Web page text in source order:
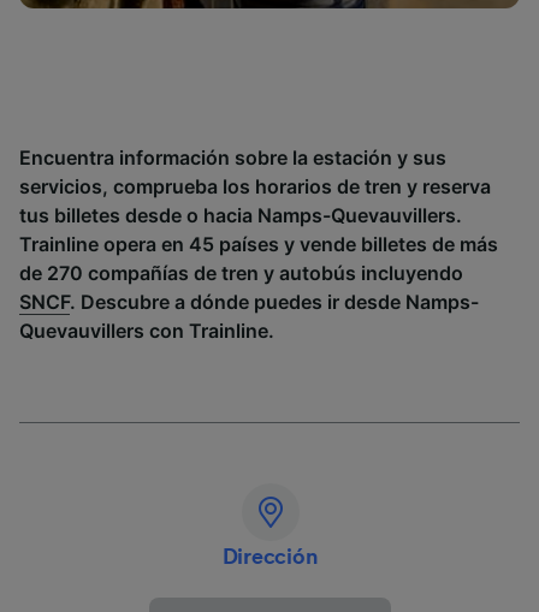
Encuentra información sobre la estación y sus
servicios, comprueba los horarios de tren y reserva
tus billetes desde o hacia Namps-Quevauvillers.
Trainline opera en 45 países y vende billetes de más
de 270 compañías de tren y autobús incluyendo
SNCF. Descubre a dónde puedes ir desde Namps-
Quevauvillers con Trainline.
Dirección